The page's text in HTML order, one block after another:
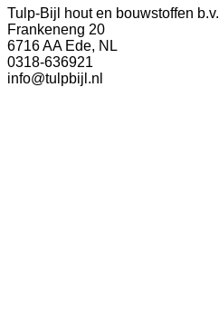
Tulp-Bijl hout en bouwstoffen b.v.
Frankeneng 20
6716 AA Ede, NL
0318-636921
info@tulpbijl.nl